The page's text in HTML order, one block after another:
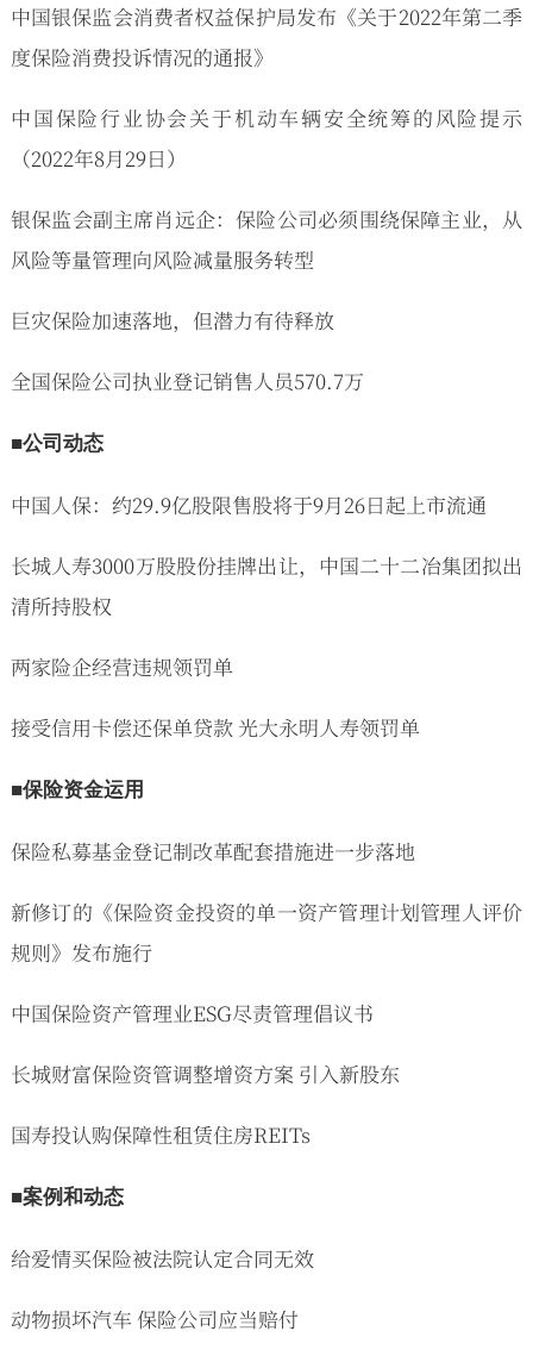
中国银保监会消费者权益保护局发布《关于2022年第二季
度保险消费投诉情况的通报》
中国保险行业协会关于机动车辆安全统筹的风险提示
（2022年8月29日）
银保监会副主席肖远企：保险公司必须围绕保障主业，从
风险等量管理向风险减量服务转型
巨灾保险加速落地，但潜力有待释放
全国保险公司执业登记销售人员570.7万
■公司动态
中国人保：约29.9亿股限售股将于9月26日起上市流通
长城人寿3000万股股份挂牌出让，中国二十二冶集团拟出
清所持股权
两家险企经营违规领罚单
接受信用卡偿还保单贷款 光大永明人寿领罚单
■保险资金运用
保险私募基金登记制改革配套措施进一步落地
新修订的《保险资金投资的单一资产管理计划管理人评价
规则》发布施行
中国保险资产管理业ESG尽责管理倡议书
长城财富保险资管调整增资方案 引入新股东
国寿投认购保障性租赁住房REITs
■案例和动态
给爱情买保险被法院认定合同无效
动物损坏汽车 保险公司应当赔付